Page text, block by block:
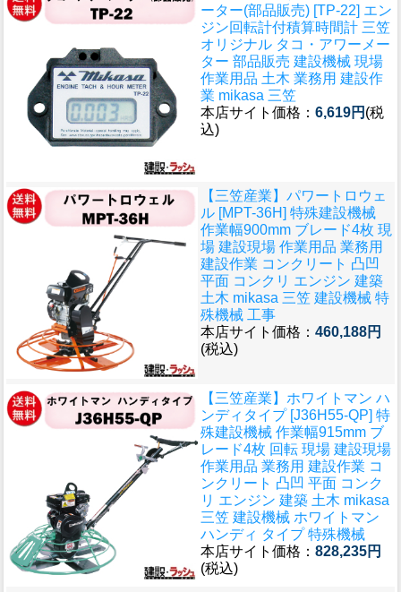
ーター(部品販売) [TP-22] エン
ジン回転計付積算時間計 三笠
オリジナル タコ・アワーメー
ター 部品販売 建設機械 現場
作業用品 土木 業務用 建設作
業 mikasa 三笠
本店サイト価格： 6,619円 (税
込)
【三笠産業】パワートロウェ
ル [MPT-36H] 特殊建設機械
作業幅900mm ブレード4枚 現
場 建設現場 作業用品 業務用
建設作業 コンクリート 凸凹
平面 コンクリ エンジン 建築
土木 mikasa 三笠 建設機械 特
殊機械 工事
本店サイト価格： 460,188円
(税込)
【三笠産業】ホワイトマン ハ
ンディタイプ [J36H55-QP] 特
殊建設機械 作業幅915mm ブ
レード4枚 回転 現場 建設現場
作業用品 業務用 建設作業 コ
ンクリート 凸凹 平面 コンク
リ エンジン 建築 土木 mikasa
三笠 建設機械 ホワイトマン
ハンディ タイプ 特殊機械
本店サイト価格： 828,235円
(税込)